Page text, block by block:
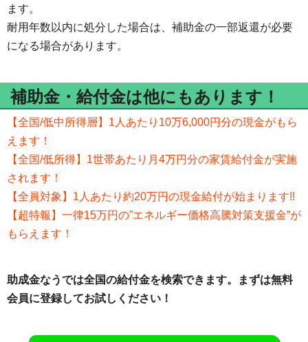
ます。
耐用年数以内に処分した場合は、補助金の一部返還が必要
になる場合があります。
補助金・給付金は他にもあります！
【全国/低中所得層】1人あたり10万6,000円分の現金がもら
えます！
【全国/低所得】1世帯あたり月4万円分の家賃給付金が実施
されます！
【全員対象】1人あたり約20万円の現金給付が始まります!!
【超特報】一律15万円の”エネルギー価格高騰対策支援金”が
もらえます！
助成金なうでは全国の給付金を検索できます。まずは無料
会員に登録してお試しください！